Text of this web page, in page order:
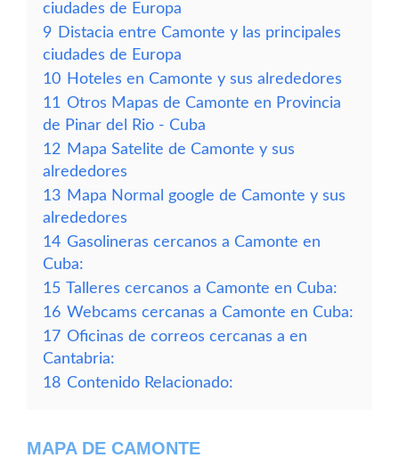
ciudades de Europa
9 Distacia entre Camonte y las principales
ciudades de Europa
10 Hoteles en Camonte y sus alrededores
11 Otros Mapas de Camonte en Provincia
de Pinar del Rio - Cuba
12 Mapa Satelite de Camonte y sus
alrededores
13 Mapa Normal google de Camonte y sus
alrededores
14 Gasolineras cercanos a Camonte en
Cuba:
15 Talleres cercanos a Camonte en Cuba:
16 Webcams cercanas a Camonte en Cuba:
17 Oficinas de correos cercanas a en
Cantabria:
18 Contenido Relacionado:
MAPA DE CAMONTE